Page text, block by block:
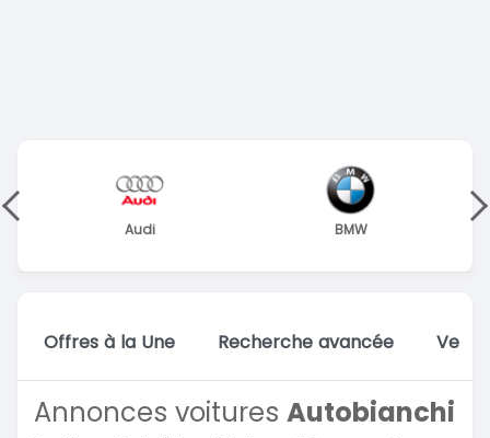
Audi BMW
Offres à la Une Recherche avancée Vente
Annonces voitures Autobianchi